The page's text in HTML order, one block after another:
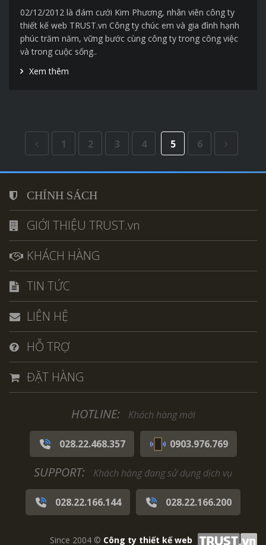
02/12/2012 là đám cưới Kim Phương, nhân viên công ty
thiết kế web TRUST.vn Công ty chúc em và gia đình hạnh
phúc trăm năm, vững bước cùng công ty trong công việc
và trong cuộc sống..
Xem thêm
1 2 3 4 5 6
CHÍNH SÁCH
GIỚI THIỆU TRUST.vn
KHÁCH HÀNG
TIN TỨC
LIÊN HỆ
HỖ TRỢ
ĐẶT HÀNG
HOTLINE: Khách hàng mới
028.22.468.357 0903.976.769
SUPPORT: Khách hàng đang sử dụng dịch vụ
028.22.166.144 028.22.166.200
Since 2004 © Công ty thiết kế web